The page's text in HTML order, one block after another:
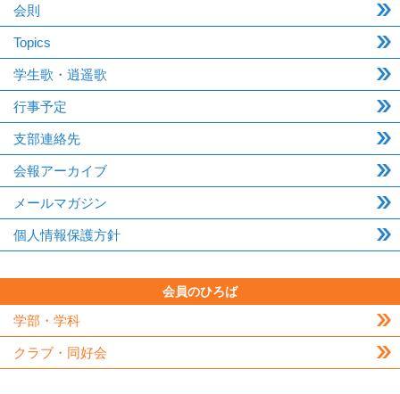
会則
Topics
学生歌・逍遥歌
行事予定
支部連絡先
会報アーカイブ
メールマガジン
個人情報保護方針
会員のひろば
学部・学科
クラブ・同好会